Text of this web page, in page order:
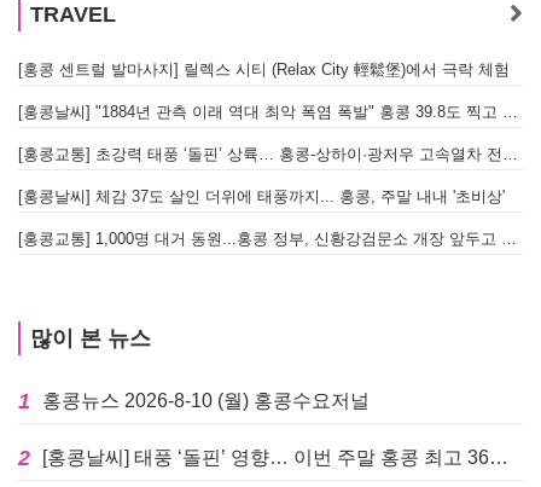
TRAVEL
[홍콩 센트럴 발마사지] 릴렉스 시티 (Relax City 輕鬆堡)에서 극락 체험
[홍콩날씨] 체감 37도 살인 더위에 태풍까지... 홍콩, 주말 내내 '초비상'
많이 본 뉴스
1 홍콩뉴스 2026-8-10 (월) 홍콩수요저널
2 [홍콩날씨] 태풍 ‘돌핀’ 영향… 이번 주말 홍콩 최고 36도 폭염 비상